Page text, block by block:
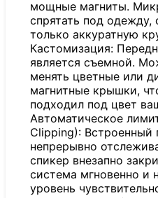
мощные магниты.
спрятать под одежду,
только аккуратную
Кастомизация:
является съемной.
менять цветные или
магнитные крышки,
подходил под цвет
Автоматическое
Clipping): Встроенный
непрерывно
спикер внезапно
система мгновенно и
уровень